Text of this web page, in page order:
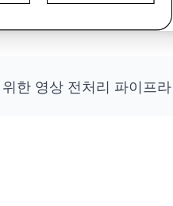
한 영상 전처리 파이프